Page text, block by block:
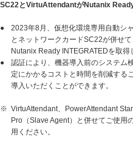
SC22とVirtuAttendantがNutanix
●
2023年8月、仮想化環境専用自動シ
とネットワークカードSC22が併せ
Nutanix Ready INTEGRATEDを取得
●
認証により、機器導入前のシステム
定にかかるコストと時間を削減する
導入いただくことができます。
※ VirtuAttendant、PowerAttendant
Pro（Slave Agent）と併せてご使用
用ください。